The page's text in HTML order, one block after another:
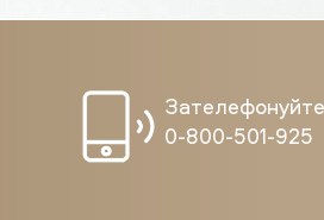
0-800-501-925